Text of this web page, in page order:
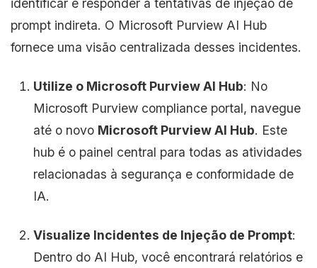
identificar e responder a tentativas de injeção de
prompt indireta. O Microsoft Purview AI Hub
fornece uma visão centralizada desses incidentes.
Utilize o Microsoft Purview AI Hub: No
Microsoft Purview compliance portal, navegue
até o novo Microsoft Purview AI Hub. Este
hub é o painel central para todas as atividades
relacionadas à segurança e conformidade de
IA.
Visualize Incidentes de Injeção de Prompt:
Dentro do AI Hub, você encontrará relatórios e